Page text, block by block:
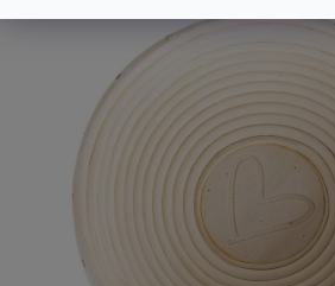
hviezdičiek.